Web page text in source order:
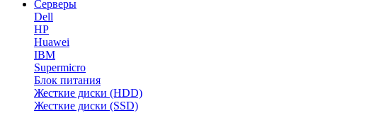
Серверы
Dell
HP
Huawei
IBM
Supermicro
Блок питания
Жесткие диски (HDD)
Жесткие диски (SSD)